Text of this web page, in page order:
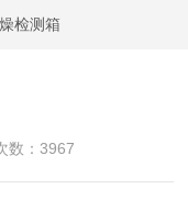
检测箱
数：3967